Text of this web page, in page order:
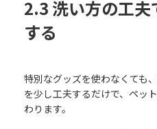
2.3 洗い方の工夫
する
特別なグッズを使わなくても
を少し工夫するだけで、ペッ
わります。